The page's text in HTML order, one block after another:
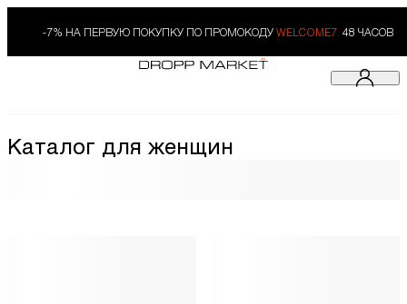
-7% НА ПЕРВУЮ ПОКУПКУ ПО ПРОМОКОДУ WELCOME7. 48 ЧАСОВ
Каталог для женщин